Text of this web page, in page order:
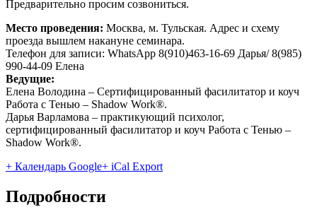
Предварительно просим созвониться.
Место проведения: Москва, м. Тульская. Адрес и схему
проезда вышлем накануне семинара.
Телефон для записи: WhatsApp 8(910)463-16-69 Дарья/ 8(985)
990-44-09 Елена
Ведущие:
Елена Володина – Сертифицированный фасилитатор и коуч
Работа с Тенью – Shadow Work®️.
Дарья Варламова – практикующий психолог,
сертифицированный фасилитатор и коуч Работа с Тенью –
Shadow Work®️.
+ Календарь Google+ iCal Export
Подробности